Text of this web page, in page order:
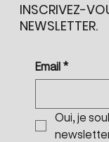
INSCRIVEZ-
NEWSLETTER.
Email *
Oui, je